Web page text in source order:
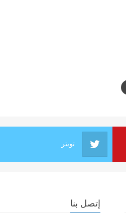
تويتر
إتصل بنا